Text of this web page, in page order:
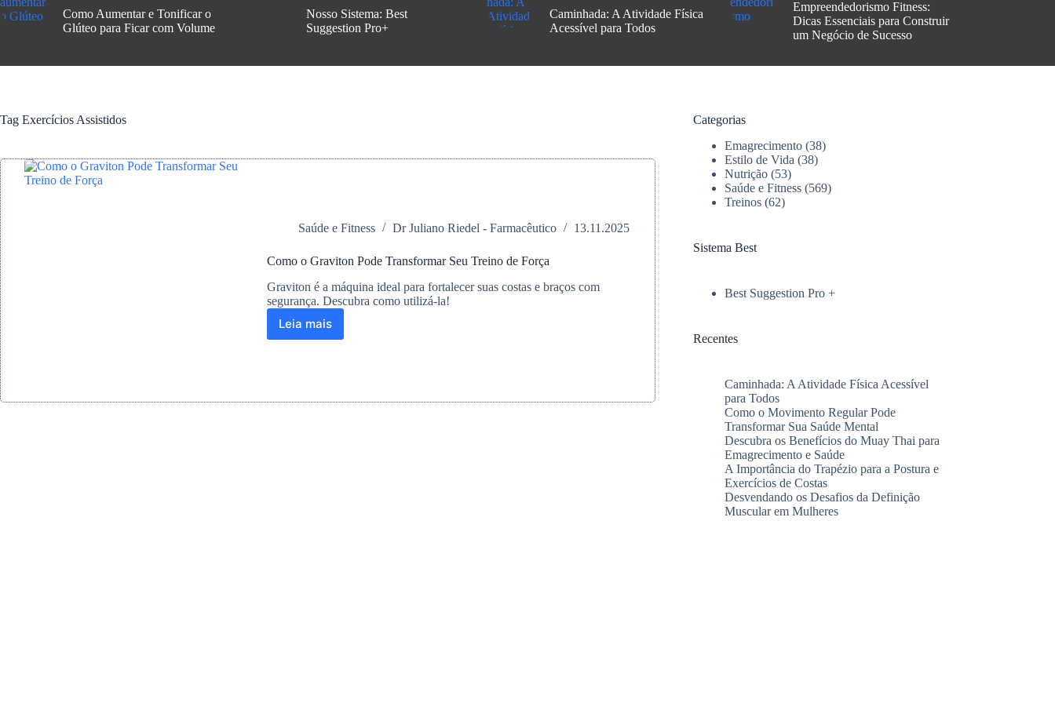
Como Aumentar e Tonificar o
Glúteo para Ficar com Volume
Nosso Sistema: Best
Suggestion Pro+
Caminhada: A Atividade Física
Acessível para Todos
Empreendedorismo Fitness:
Dicas Essenciais para Construir
um Negócio de Sucesso
Tag Exercícios Assistidos
Saúde e Fitness Dr Juliano Riedel - Farmacêutico 13.11.2025
Como o Graviton Pode Transformar Seu Treino de Força
Graviton é a máquina ideal para fortalecer suas costas e braços com
segurança. Descubra como utilizá-la!
Leia mais
Como
Seu
Categorias
Emagrecimento (38)
Estilo de Vida (38)
Nutrição (53)
Saúde e Fitness (569)
Treinos (62)
Sistema Best
Best Suggestion Pro +
Recentes
Caminhada: A Atividade Física Acessível
para Todos
Como o Movimento Regular Pode
Transformar Sua Saúde Mental
Descubra os Benefícios do Muay Thai para
Emagrecimento e Saúde
A Importância do Trapézio para a Postura e
Exercícios de Costas
Desvendando os Desafios da Definição
Muscular em Mulheres